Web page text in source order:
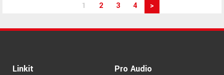
1 2 3 4 >
Linkit Pro Audio